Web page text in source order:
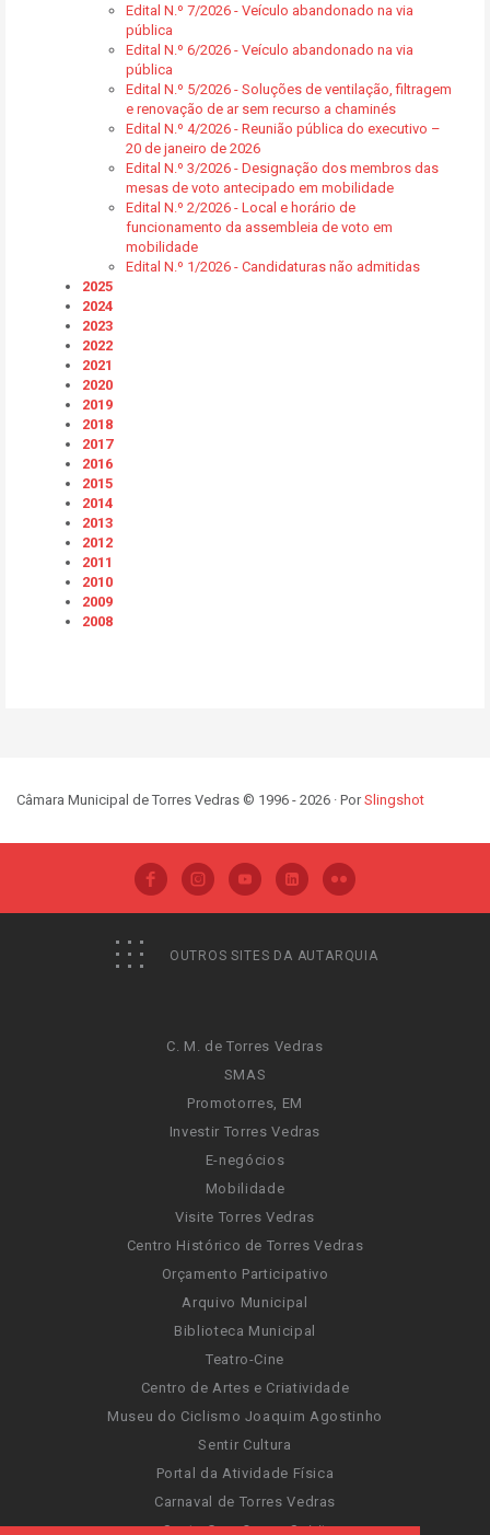
Edital N.º 7/2026 - Veículo abandonado na via
pública
Edital N.º 6/2026 - Veículo abandonado na via
pública
Edital N.º 5/2026 - Soluções de ventilação, filtragem
e renovação de ar sem recurso a chaminés
Edital N.º 4/2026 - Reunião pública do executivo –
20 de janeiro de 2026
Edital N.º 3/2026 - Designação dos membros das
mesas de voto antecipado em mobilidade
Edital N.º 2/2026 - Local e horário de
funcionamento da assembleia de voto em
mobilidade
Edital N.º 1/2026 - Candidaturas não admitidas
2025
2024
2023
2022
2021
2020
2019
2018
2017
2016
2015
2014
2013
2012
2011
2010
2009
2008
Câmara Municipal de Torres Vedras © 1996 - 2026 · PorSlingshot
OUTROS SITES DA AUTARQUIA
C. M. de Torres Vedras
SMAS
Promotorres, EM
Investir Torres Vedras
E-negócios
Mobilidade
Visite Torres Vedras
Centro Histórico de Torres Vedras
Orçamento Participativo
Arquivo Municipal
Biblioteca Municipal
Teatro-Cine
Centro de Artes e Criatividade
Museu do Ciclismo Joaquim Agostinho
Sentir Cultura
Portal da Atividade Física
Carnaval de Torres Vedras
Santa Cruz Ocean Spirit